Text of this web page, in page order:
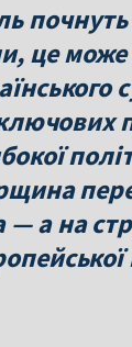
почнуть
це може
а на